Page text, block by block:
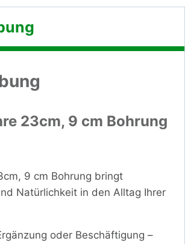
23cm, 9 cm Bohrung
9 cm Bohrung bringt
Natürlichkeit in den Alltag Ihrer
oder Beschäftigung –